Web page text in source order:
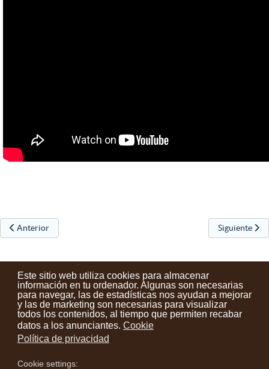
Este sitio web utiliza cookies para almacenar
información en tu ordenador. Algunas son necesarias
para navegar, las de estadísticas nos ayudan a mejorar
y las de marketing son necesarias para visualizar
todos los contenidos, al tiempo que permiten recabar
datos a los anunciantes. Cookie
Política de privacidad
Cookie settings:
Artículo anterior: Colonias abiertas 2025
Anterior Artículo
Siguiente
Contactos Condiciones de uso Aviso legal
Noticias
Tu opinión cuenta